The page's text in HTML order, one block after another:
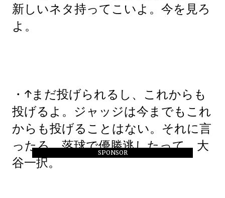
SPONSOR
新しいネタ持ってこいよ。今を見ろ
よ。
・↑まだ投げられるし、これからも
投げるよ。ジャッジは今までもこれ
からも投げることはない。それに言
ったろ、落球で優勝逃したって。大
谷一択。